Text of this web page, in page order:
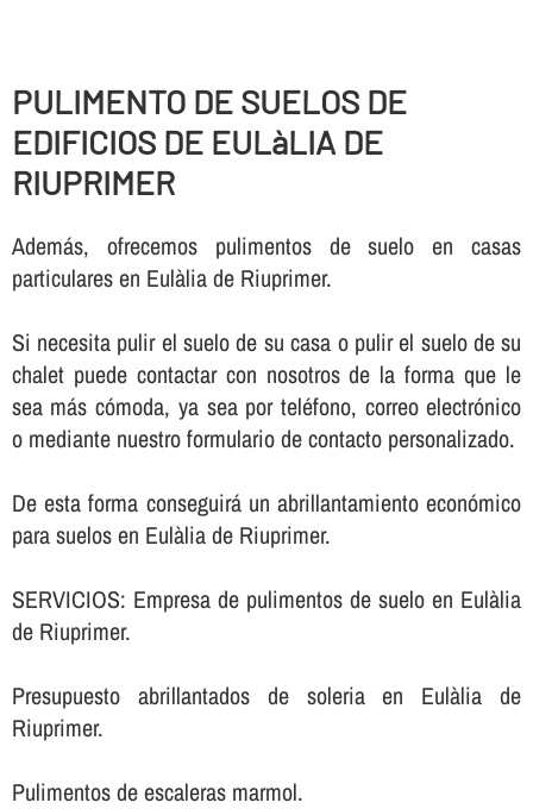
PULIMENTO DE SUELOS DE
EDIFICIOS DE EULàLIA DE
RIUPRIMER
Además, ofrecemos pulimentos de suelo en casas
particulares en Eulàlia de Riuprimer.
Si necesita pulir el suelo de su casa o pulir el suelo de su
chalet puede contactar con nosotros de la forma que le
sea más cómoda, ya sea por teléfono, correo electrónico
o mediante nuestro formulario de contacto personalizado.
De esta forma conseguirá un abrillantamiento económico
para suelos en Eulàlia de Riuprimer.
SERVICIOS: Empresa de pulimentos de suelo en Eulàlia
de Riuprimer.
Presupuesto abrillantados de soleria en Eulàlia de
Riuprimer.
Pulimentos de escaleras marmol.